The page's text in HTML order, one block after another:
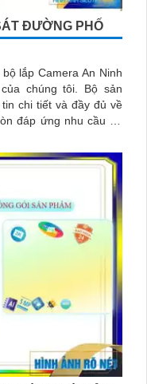
ĐƯỜNG PHỐ
lắp Camera An Ninh
tôi. Bộ sản
chi tiết và đầy đủ về
đáp ứng nhu cầu an